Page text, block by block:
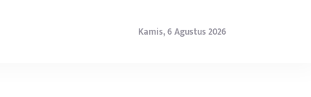
Kamis, 6 Agustus 2026